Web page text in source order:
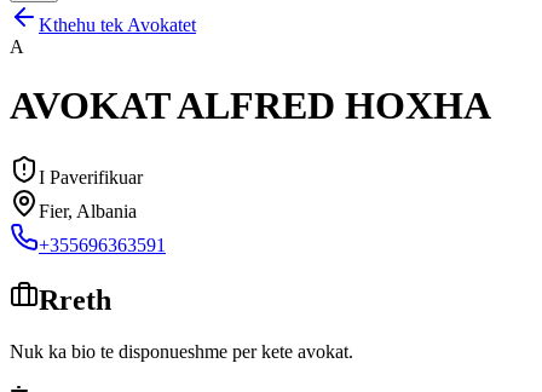
Kthehu tek Avokatet
A
AVOKAT ALFRED HOXHA
I Paverifikuar
Fier, Albania
+355696363591
Rreth
Nuk ka bio te disponueshme per kete avokat.